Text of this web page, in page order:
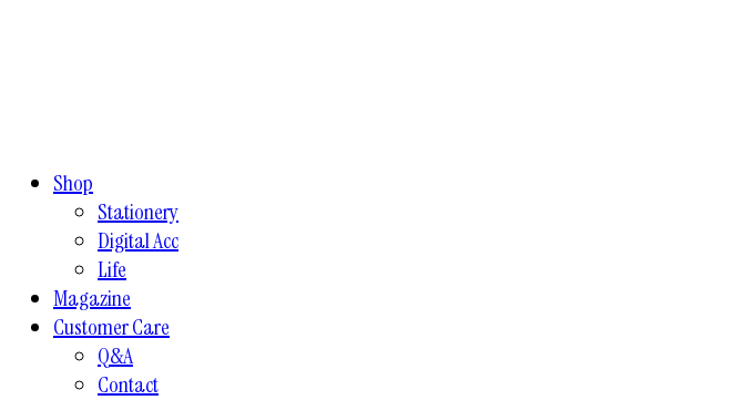
Shop
Stationery
Digital Acc
Life
Magazine
Customer Care
Q&A
Contact